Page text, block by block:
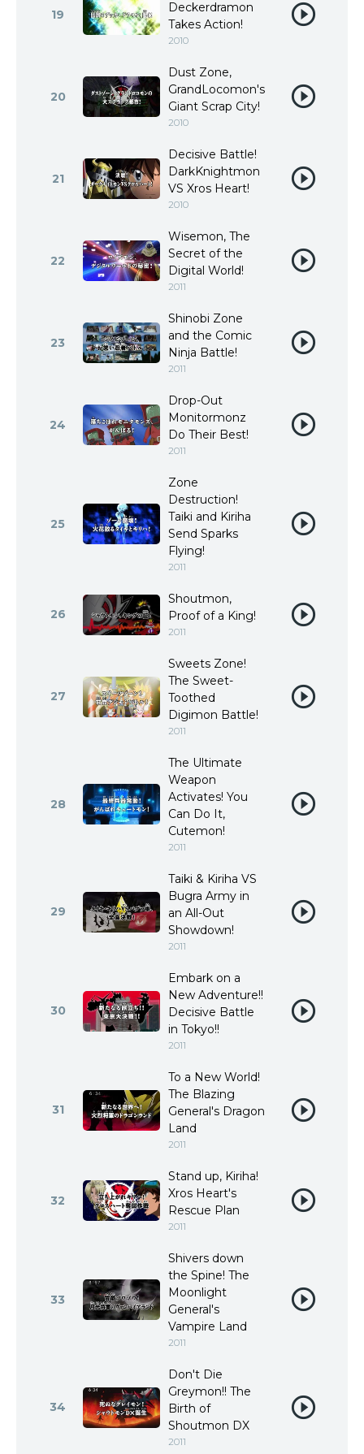
19
Deckerdramon
Takes Action!
2010
20
Dust Zone,
GrandLocomon's
Giant Scrap City!
2010
21
Decisive Battle!
DarkKnightmon
VS Xros Heart!
2010
22
Wisemon, The
Secret of the
Digital World!
2011
23
Shinobi Zone
and the Comic
Ninja Battle!
2011
24
Drop-Out
Monitormonz
Do Their Best!
2011
25
Zone
Destruction!
Taiki and Kiriha
Send Sparks
Flying!
2011
26
Shoutmon,
Proof of a King!
2011
27
Sweets Zone!
The Sweet-
Toothed
Digimon Battle!
2011
28
The Ultimate
Weapon
Activates! You
Can Do It,
Cutemon!
2011
29
Taiki & Kiriha VS
Bugra Army in
an All-Out
Showdown!
2011
30
Embark on a
New Adventure!!
Decisive Battle
in Tokyo!!
2011
31
To a New World!
The Blazing
General's Dragon
Land
2011
32
Stand up, Kiriha!
Xros Heart's
Rescue Plan
2011
33
Shivers down
the Spine! The
Moonlight
General's
Vampire Land
2011
34
Don't Die
Greymon!! The
Birth of
Shoutmon DX
2011